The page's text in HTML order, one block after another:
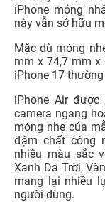
iPhone mỏng
này vẫn sở hữu
Mặc dù mỏng
mm x 74,7 mm x
iPhone 17
iPhone Air
camera ngang
mỏng nhẹ của
đậm chất công
nhiều màu sắc
Xanh Da Trời,
mang lại nhiều
người dùng.